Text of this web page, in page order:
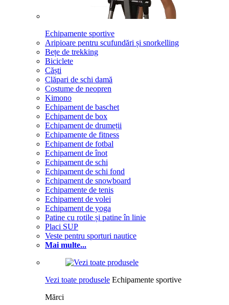
Echipamente sportive
Aripioare pentru scufundări și snorkelling
Bețe de trekking
Biciclete
Căști
Clăpari de schi damă
Costume de neopren
Kimono
Echipament de baschet
Echipament de box
Echipament de drumeții
Echipamente de fitness
Echipament de fotbal
Echipament de înot
Echipament de schi
Echipament de schi fond
Echipament de snowboard
Echipamente de tenis
Echipament de volei
Echipament de yoga
Patine cu rotile și patine în linie
Placi SUP
Veste pentru sporturi nautice
Mai multe...
Vezi toate produsele Echipamente sportive
Mărci